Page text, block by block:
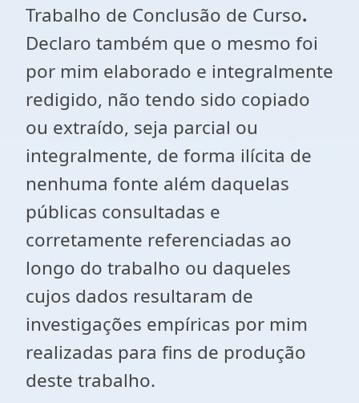
Trabalho de Conclusão de Curso.
Declaro também que o mesmo foi
por mim elaborado e integralmente
redigido, não tendo sido copiado
ou extraído, seja parcial ou
integralmente, de forma ilícita de
nenhuma fonte além daquelas
públicas consultadas e
corretamente referenciadas ao
longo do trabalho ou daqueles
cujos dados resultaram de
investigações empíricas por mim
realizadas para fins de produção
deste trabalho.